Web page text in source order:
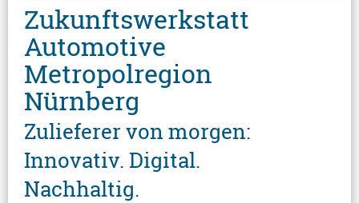
Zukunftswerkstatt
Automotive
Metropolregion
Nürnberg
Zulieferer von morgen:
Innovativ. Digital.
Nachhaltig.